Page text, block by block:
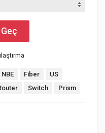
NBE Fiber
US
Switch Prism